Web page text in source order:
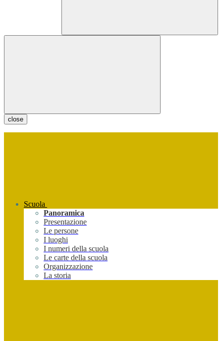
close
Scuola
Panoramica
Presentazione
Le persone
I luoghi
I numeri della scuola
Le carte della scuola
Organizzazione
La storia